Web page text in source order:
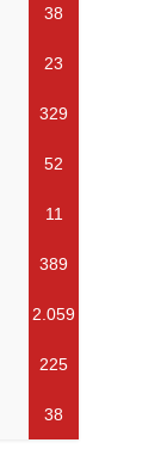
38
23
329
52
11
389
2.059
225
38